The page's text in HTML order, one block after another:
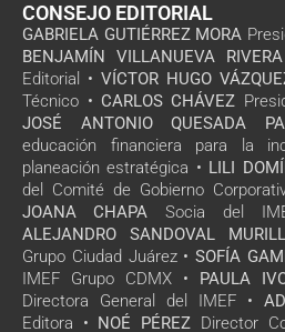
CONSEJO EDITORIAL
GABRIELA GUTIÉRREZ MORA
BENJAMÍN VILLANUEVA RIVERA
Editorial • VÍCTOR HUGO
Técnico • CARLOS CHÁVEZ
JOSÉ ANTONIO QUESADA
educación financiera para la
planeación estratégica • LILI
del Comité de Gobierno
JOANA CHAPA Socia del
ALEJANDRO SANDOVAL
Grupo Ciudad Juárez • SOFÍA
IMEF Grupo CDMX • PAULA
Directora General del IMEF •
Editora • NOÉ PÉREZ Director